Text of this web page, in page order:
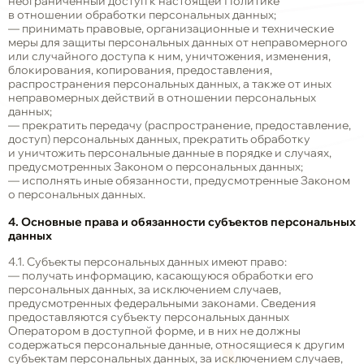
в отношении обработки персональных данных;
— принимать правовые, организационные и технические
меры для защиты персональных данных от неправомерного
или случайного доступа к ним, уничтожения, изменения,
блокирования, копирования, предоставления,
распространения персональных данных, а также от иных
неправомерных действий в отношении персональных
данных;
— прекратить передачу (распространение, предоставление,
доступ) персональных данных, прекратить обработку
и уничтожить персональные данные в порядке и случаях,
предусмотренных Законом о персональных данных;
— исполнять иные обязанности, предусмотренные Законом
о персональных данных.
4. Основные права и обязанности субъектов персональных
данных
4.1. Субъекты персональных данных имеют право:
— получать информацию, касающуюся обработки его
персональных данных, за исключением случаев,
предусмотренных федеральными законами. Сведения
предоставляются субъекту персональных данных
Оператором в доступной форме, и в них не должны
содержаться персональные данные, относящиеся к другим
субъектам персональных данных, за исключением случаев,